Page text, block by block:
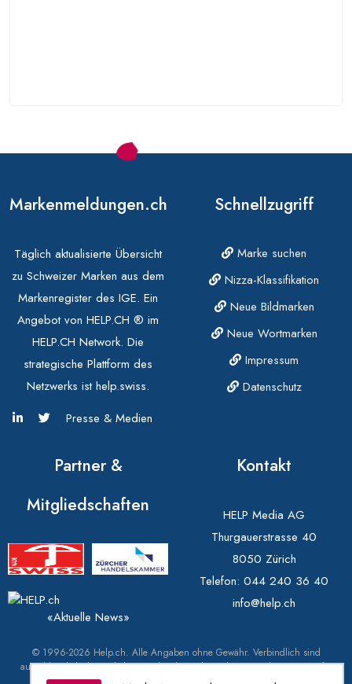
Markenmeldungen.ch
Täglich aktualisierte Übersicht
zu Schweizer Marken aus dem
Markenregister des IGE. Ein
Angebot von HELP.CH ® im
HELP.CH Network. Die
strategische Plattform des
Netzwerks ist help.swiss.
Presse & Medien
Schnellzugriff
Marke suchen
Nizza-Klassifikation
Neue Bildmarken
Neue Wortmarken
Impressum
Datenschutz
Partner &
Mitgliedschaften
«Aktuelle News»
Kontakt
HELP Media AG
Thurgauerstrasse 40
8050 Zürich
Telefon: 044 240 36 40
info@help.ch
© 1996-2026 Help.ch. Alle Angaben ohne Gewähr. Verbindlich sind
ausschliesslich die amtlichen Markendaten des Eidgenössischen Instituts für
Geistiges Eigentum (IGE) unter swissreg.ch.